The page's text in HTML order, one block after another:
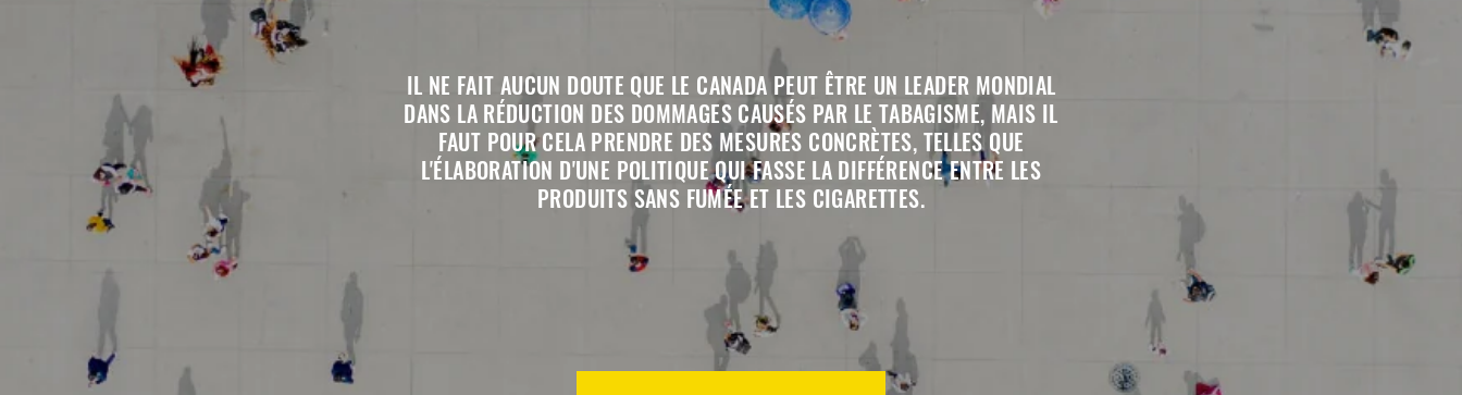
IL NE FAIT AUCUN DOUTE QUE LE CANADA PEUT ÊTRE UN LEADER MONDIAL
DANS LA RÉDUCTION DES DOMMAGES CAUSÉS PAR LE TABAGISME, MAIS IL
FAUT POUR CELA PRENDRE DES MESURES CONCRÈTES, TELLES QUE
L'ÉLABORATION D'UNE POLITIQUE QUI FASSE LA DIFFÉRENCE ENTRE LES
PRODUITS SANS FUMÉE ET LES CIGARETTES.